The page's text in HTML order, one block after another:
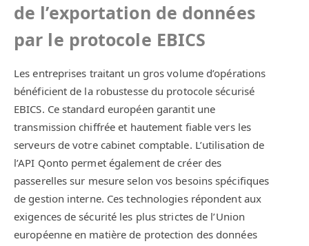
de l’exportation de données
par le protocole EBICS
Les entreprises traitant un gros volume d’opérations
bénéficient de la robustesse du protocole sécurisé
EBICS. Ce standard européen garantit une
transmission chiffrée et hautement fiable vers les
serveurs de votre cabinet comptable. L’utilisation de
l’API Qonto permet également de créer des
passerelles sur mesure selon vos besoins spécifiques
de gestion interne. Ces technologies répondent aux
exigences de sécurité les plus strictes de l’Union
européenne en matière de protection des données